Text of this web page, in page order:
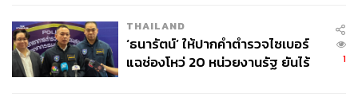
THAILAND
‘ธนารัตน์’ ให้ปากคำตำรวจไซเบอร์
แฉช่องโหว่ 20 หน่วยงานรัฐ ยันไร้
1